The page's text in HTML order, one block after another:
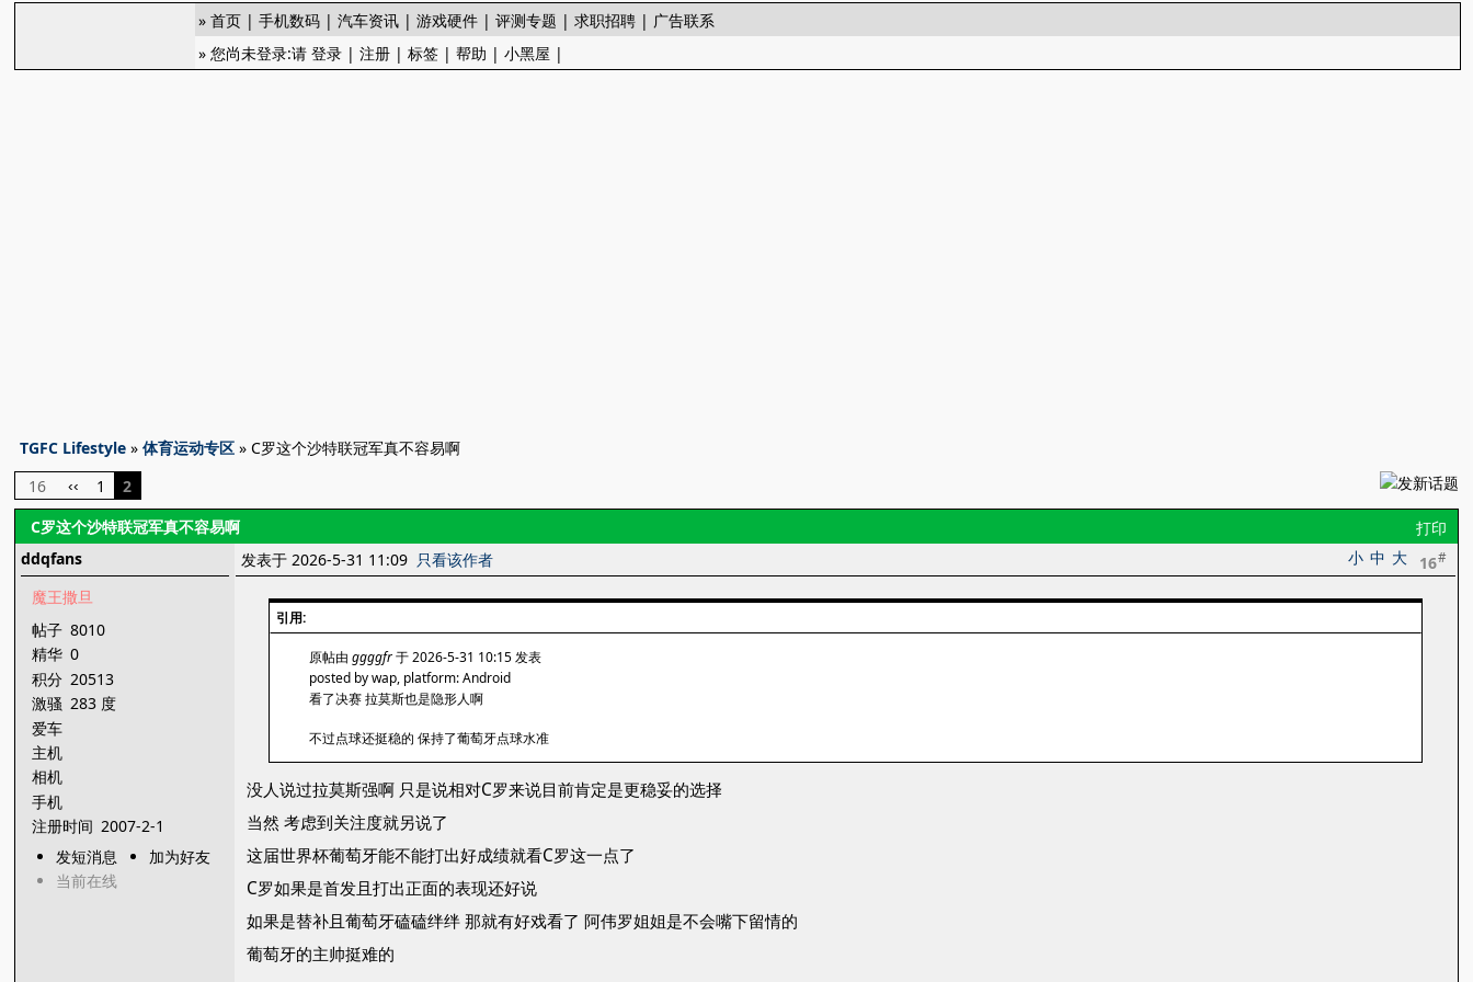
»首页 |手机数码 |汽车资讯 |游戏硬件 |评测专题 |求职招聘 | 广告联系
» 您尚未登录:请登录 |注册 |标签 |帮助 |小黑屋 |
TGFC Lifestyle »体育运动专区 » C罗这个沙特联冠军真不容易啊
16
‹‹ 1
2
打印
C罗这个沙特联冠军真不容易啊
ddqfans
魔王撒旦
帖子 8010
精华 0
积分 20513
激骚 283 度
爱车
主机
相机
手机
注册时间 2007-2-1
发短消息
加为好友
当前在线
16#
大
中
小
发表于 2026-5-31 11:09 只看该作者
引用:
原帖由ggggfr于 2026-5-31 10:15 发表
posted by wap, platform: Android
看了决赛 拉莫斯也是隐形人啊
不过点球还挺稳的 保持了葡萄牙点球水准
没人说过拉莫斯强啊 只是说相对C罗来说目前肯定是更稳妥的选择
当然 考虑到关注度就另说了
这届世界杯葡萄牙能不能打出好成绩就看C罗这一点了
C罗如果是首发且打出正面的表现还好说
如果是替补且葡萄牙磕磕绊绊 那就有好戏看了 阿伟罗姐姐是不会嘴下留情的
葡萄牙的主帅挺难的